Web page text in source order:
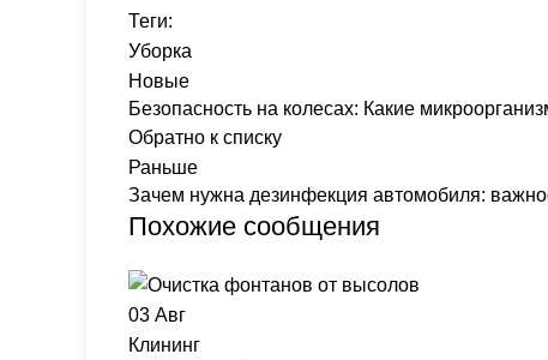
Теги:
Уборка
Новые
Безопасность на колесах: Какие
Обратно к списку
Раньше
Зачем нужна дезинфекция автомобиля:
Похожие сообщения
03 Авг
Клининг